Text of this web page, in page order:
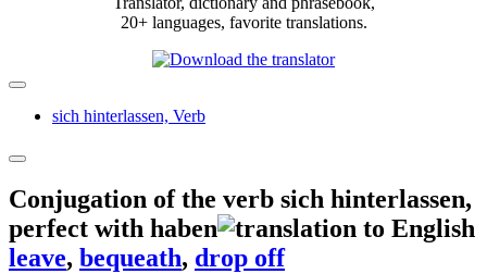
20+ languages, favorite translations.
sich hinterlassen, Verb
Conjugation of the verb sich hinterlassen,
perfect with haben
leave, bequeath, drop off